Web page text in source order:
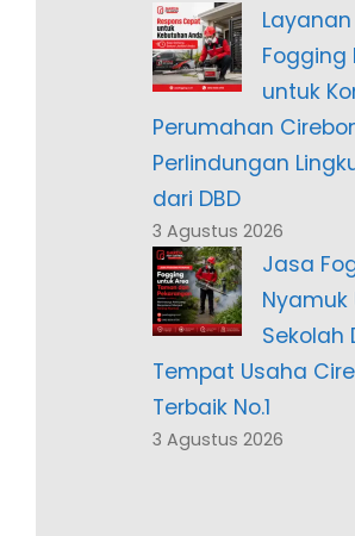
Fogging
untuk
Perumahan
Perlindungan
dari DBD
3 Agustus 2026
Jasa
Nyamuk
Sekolah
Tempat Usaha
Terbaik No.1
3 Agustus 2026